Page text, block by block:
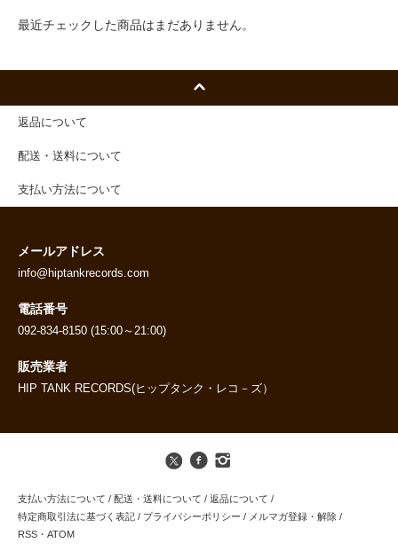
最近チェックした商品はまだありません。
返品について
配送・送料について
支払い方法について
メールアドレス
info@hiptankrecords.com
電話番号
092-834-8150 (15:00～21:00)
販売業者
HIP TANK RECORDS(ヒップタンク・レコ－ズ）
支払い方法について / 配送・送料について / 返品について /
特定商取引法に基づく表記 / プライバシーポリシー / メルマガ登録・解除 /
RSS ・ ATOM